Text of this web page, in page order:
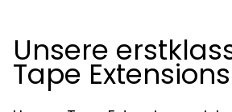
Unsere
Tape Extensions